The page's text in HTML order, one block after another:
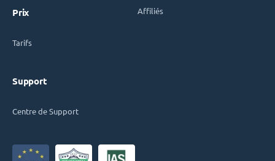
Prix
Tarifs
Support
Centre de Support
Affiliés